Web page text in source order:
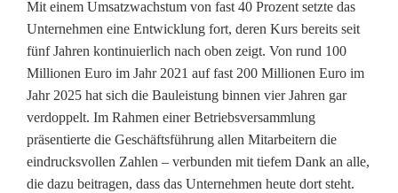
a
c
h
s
t
u
Mit einem Umsatzwachstum von fast 40 Prozent setzte das
Unternehmen eine Entwicklung fort, deren Kurs bereits seit
fünf Jahren kontinuierlich nach oben zeigt. Von rund 100
Millionen Euro im Jahr 2021 auf fast 200 Millionen Euro im
Jahr 2025 hat sich die Bauleistung binnen vier Jahren gar
verdoppelt. Im Rahmen einer Betriebsversammlung
präsentierte die Geschäftsführung allen Mitarbeitern die
eindrucksvollen Zahlen – verbunden mit tiefem Dank an alle,
die dazu beitragen, dass das Unternehmen heute dort steht.